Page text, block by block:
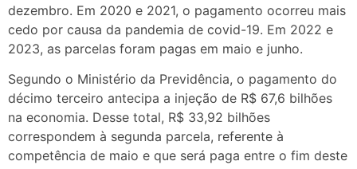
dezembro. Em 2020 e 2021, o pagamento ocorreu mais
cedo por causa da pandemia de covid-19. Em 2022 e
2023, as parcelas foram pagas em maio e junho.
Segundo o Ministério da Previdência, o pagamento do
décimo terceiro antecipa a injeção de R$ 67,6 bilhões
na economia. Desse total, R$ 33,92 bilhões
correspondem à segunda parcela, referente à
competência de maio e que será paga entre o fim deste